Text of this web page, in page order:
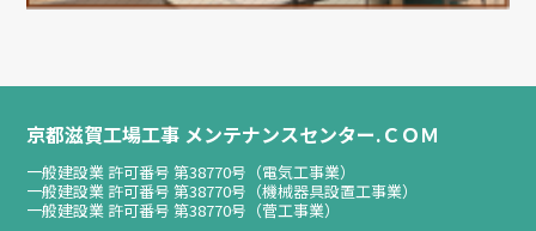
京都滋賀工場工事 メンテナンスセンター.ＣＯＭ
一般建設業 許可番号 第38770号（電気工事業）
一般建設業 許可番号 第38770号（機械器具設置工事業）
一般建設業 許可番号 第38770号（菅工事業）